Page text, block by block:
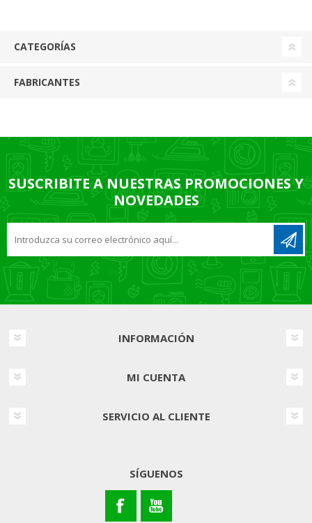
CATEGORÍAS
FABRICANTES
SUSCRIBITE A NUESTRAS PROMOCIONES Y
NOVEDADES
INFORMACIÓN
MI CUENTA
SERVICIO AL CLIENTE
SÍGUENOS